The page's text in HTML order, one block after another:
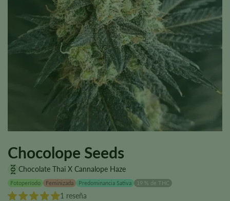
Chocolope Seeds
Chocolate Thai X Cannalope Haze
Fotoperíodo Feminizada Predominancia Sativa 19 % de THC
1 reseña